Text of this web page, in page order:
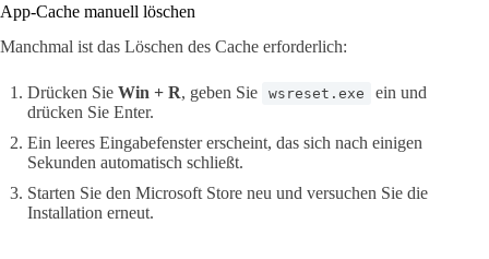
App-Cache manuell löschen
Manchmal ist das Löschen des Cache erforderlich:
Drücken Sie Win + R, geben Sie wsreset.exe
ein und
drücken Sie Enter.
Ein leeres Eingabefenster erscheint, das sich nach einigen
Sekunden automatisch schließt.
Starten Sie den Microsoft Store neu und versuchen Sie die
Installation erneut.